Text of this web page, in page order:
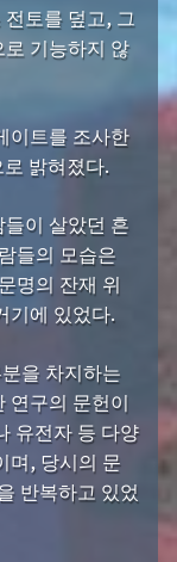
토를 덮고, 그
기능하지 않
이트를 조사한
밝혀졌다.
이 살았던 흔
들의 모습은
명의 잔재 위
기에 있었다.
을 차지하는
연구의 문헌이
유전자 등 다양
며, 당시의 문
반복하고 있었